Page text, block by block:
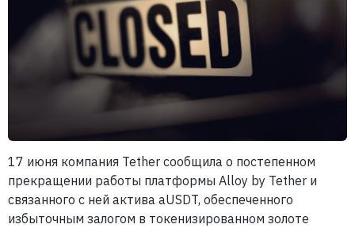
17 июня компания Tether сообщила о постепенном
прекращении работы платформы Alloy by Tether и
связанного с ней актива aUSDT, обеспеченного
избыточным залогом в токенизированном золоте